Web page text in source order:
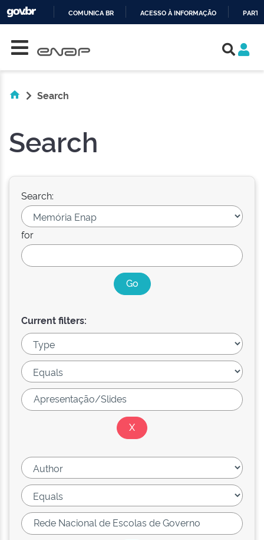
COMUNICA BR ACESSO À INFORMAÇÃO
Search
Search
Search:
for
Current filters: